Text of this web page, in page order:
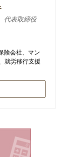
代表取締役
険会社、マン
就労移行支援